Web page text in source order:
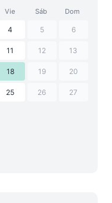
Vie Sáb Dom
4 5 6
11 12 13
18 19 20
25 26 27